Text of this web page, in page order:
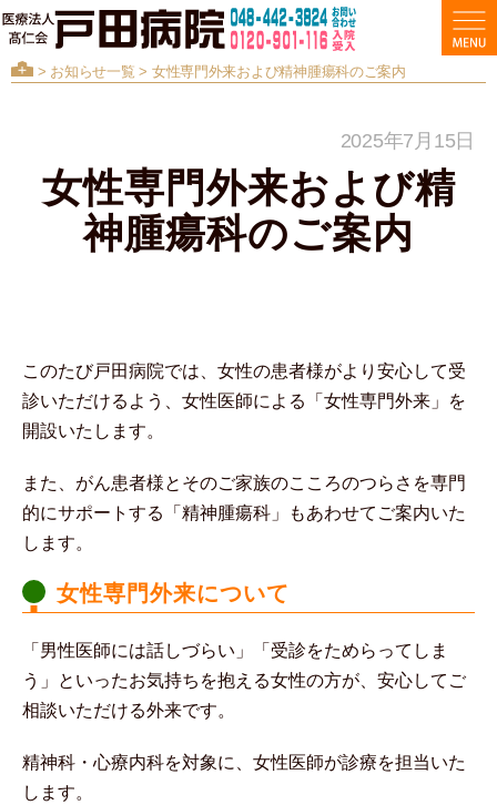
> お知らせ一覧 > 女性専門外来および精神腫瘍科のご案内
2025年7月15日
女性専門外来および精
神腫瘍科のご案内
このたび戸田病院では、女性の患者様がより安心して受
診いただけるよう、女性医師による「女性専門外来」を
開設いたします。
また、がん患者様とそのご家族のこころのつらさを専門
的にサポートする「精神腫瘍科」もあわせてご案内いた
します。
女性専門外来について
「男性医師には話しづらい」「受診をためらってしま
う」といったお気持ちを抱える女性の方が、安心してご
相談いただける外来です。
精神科・心療内科を対象に、女性医師が診療を担当いた
します。